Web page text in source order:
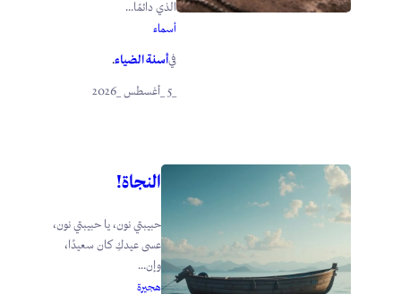
الذي دائمًا...
أسماء
فيأسنة الضياء.
_5 _أغسطس _2026
النجاة!
حبيبتي نون، يا حبيبتي نون،
عسى عيدكِ كان سعيدًا،
وإن...
هجيرة